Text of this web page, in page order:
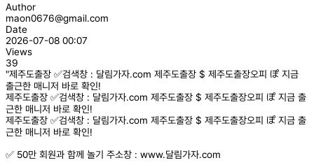
Author
maon0676@gmail.com
Date
2026-07-08 00:07
Views
39
"제주도출장 ✅검색창 : 달림가자.com 제주도출장 $ 제주도출장오피 ぽ 지금
출근한 매니저 바로 확인!
제주도출장 ✅검색창 : 달림가자.com 제주도출장 $ 제주도출장오피 ぽ 지금 출
근한 매니저 바로 확인!
제주도출장 ✅검색창 : 달림가자.com 제주도출장 $ 제주도출장오피 ぽ 지금 출
근한 매니저 바로 확인!
✅ 50만 회원과 함께 놀기 주소창 : www.달림가자.com